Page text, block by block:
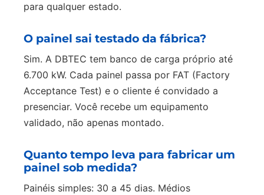
para qualquer estado.
O painel sai testado da fábrica?
Sim. A DBTEC tem banco de carga próprio até
6.700 kW. Cada painel passa por FAT (Factory
Acceptance Test) e o cliente é convidado a
presenciar. Você recebe um equipamento
validado, não apenas montado.
Quanto tempo leva para fabricar um
painel sob medida?
Painéis simples: 30 a 45 dias. Médios